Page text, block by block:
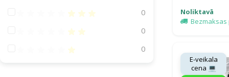
Atsauksmes 60%
0
Atsauksmes 40%
0
Atsauksmes 20%
0
Noliktavā
Bezmaksas
E-veikala
cena 💻